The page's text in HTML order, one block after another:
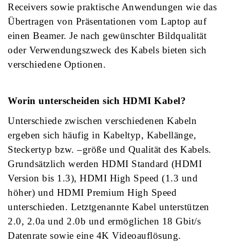
Receivers sowie praktische Anwendungen wie das
Übertragen von Präsentationen vom Laptop auf
einen Beamer. Je nach gewünschter Bildqualität
oder Verwendungszweck des Kabels bieten sich
verschiedene Optionen.
Worin unterscheiden sich HDMI Kabel?
Unterschiede zwischen verschiedenen Kabeln
ergeben sich häufig in Kabeltyp, Kabellänge,
Steckertyp bzw. –größe und Qualität des Kabels.
Grundsätzlich werden HDMI Standard (HDMI
Version bis 1.3), HDMI High Speed (1.3 und
höher) und HDMI Premium High Speed
unterschieden. Letztgenannte Kabel unterstützen
2.0, 2.0a und 2.0b und ermöglichen 18 Gbit/s
Datenrate sowie eine 4K Videoauflösung.